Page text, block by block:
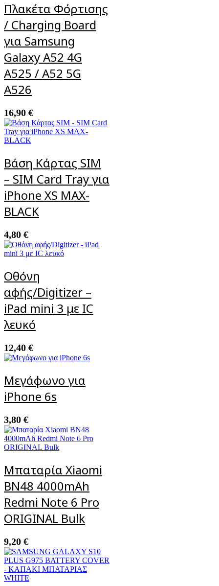
Πλακέτα Φόρτισης
/ Charging Board
για Samsung
Galaxy A52 4G
A525 / A52 5G
A526
16,90 €
Βάση Κάρτας SIM
– SIM Card Tray για
iPhone XS MAX-
BLACK
4,80 €
Οθόνη
αφής/Digitizer –
iPad mini 3 με IC
λευκό
12,40 €
Μεγάφωνο για
iPhone 6s
3,80 €
Μπαταρία Xiaomi
BN48 4000mAh
Redmi Note 6 Pro
ORIGINAL Bulk
9,20 €